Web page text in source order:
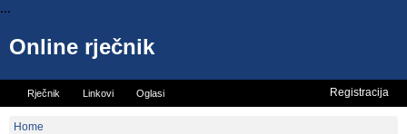
...
Online rječnik
Rječnik Linkovi Oglasi Registracija
Home